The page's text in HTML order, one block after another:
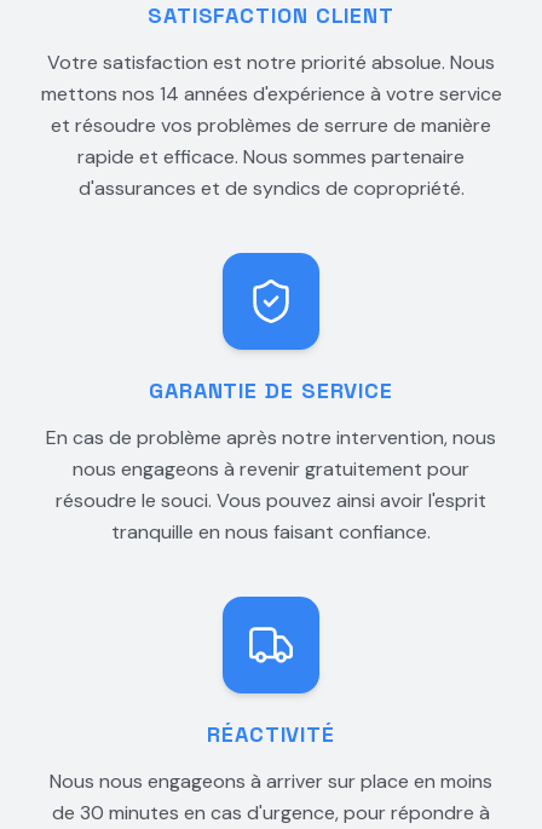
SATISFACTION CLIENT
Votre satisfaction est notre priorité absolue. Nous
mettons nos 14 années d'expérience à votre service
et résoudre vos problèmes de serrure de manière
rapide et efficace. Nous sommes partenaire
d'assurances et de syndics de copropriété.
GARANTIE DE SERVICE
En cas de problème après notre intervention, nous
nous engageons à revenir gratuitement pour
résoudre le souci. Vous pouvez ainsi avoir l'esprit
tranquille en nous faisant confiance.
RÉACTIVITÉ
Nous nous engageons à arriver sur place en moins
de 30 minutes en cas d'urgence, pour répondre à